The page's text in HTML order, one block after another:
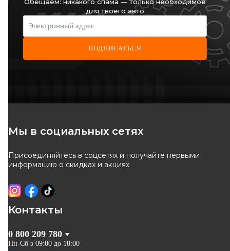
1 805 грн
КУПИТЬ
-10%
Renault Master 98-/Fiat Ducato
1 475
КУПИТЬ
-10 %
для твоего авто
Электронный адрес
ПОДПИСАТЬСЯ
Мы в социальных сетях
Присоединяйтесь в соцсетях и получайте первыми
информацию о скидках и акциях
Контакты
0 800 209 780
Пн-Сб з 09:00 до 18:00